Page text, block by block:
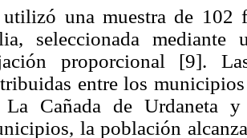
utilizó una muestra de 102
seleccionada mediante
proporcional [9].
entre los
La Cañada de Urdaneta
la población